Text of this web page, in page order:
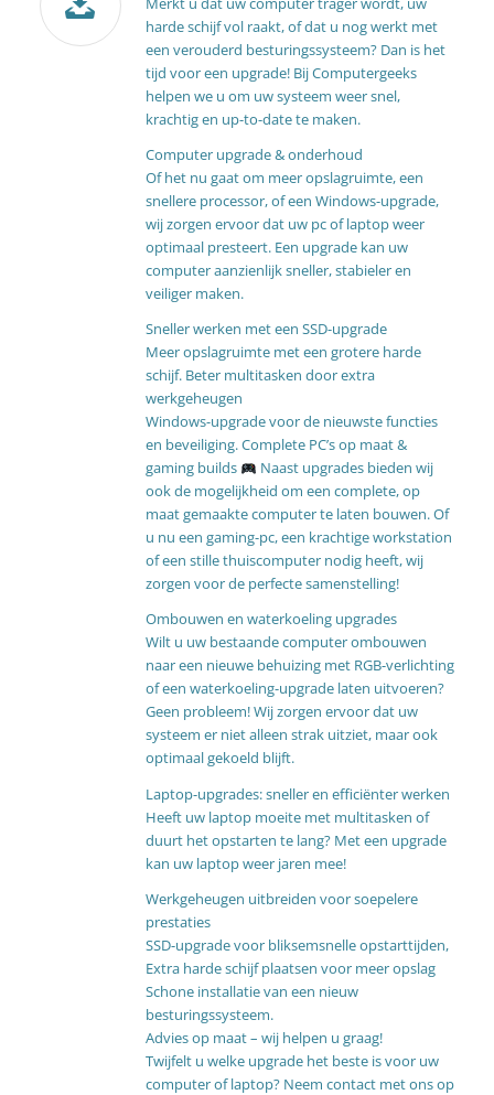
harde schijf vol raakt, of dat u nog werkt met
een verouderd besturingssysteem? Dan is het
tijd voor een upgrade! Bij Computergeeks
helpen we u om uw systeem weer snel,
krachtig en up-to-date te maken.
Computer upgrade & onderhoud
Of het nu gaat om meer opslagruimte, een
snellere processor, of een Windows-upgrade,
wij zorgen ervoor dat uw pc oflaptopweer
optimaal presteert. Een upgrade kan uw
computer aanzienlijk sneller, stabieler en
veiliger maken.
Sneller werken met een SSD-upgrade
Meer opslagruimte met een grotere harde
schijf. Beter multitasken door extra
werkgeheugen
Windows-upgrade voor de nieuwste functies
en beveiliging. Complete PC’s op maat &
gaming builds
Naast upgrades bieden wij
ook de mogelijkheid om een complete, op
maat gemaakte computer te laten bouwen. Of
u nu een gaming-pc, een krachtige workstation
of een stille thuiscomputer nodig heeft, wij
zorgen voor de perfecte samenstelling!
Ombouwen en waterkoeling upgrades
Wilt u uw bestaande computer ombouwen
naar een nieuwe behuizing met RGB-verlichting
of een waterkoeling-upgrade laten uitvoeren?
Geen probleem! Wij zorgen ervoor dat uw
systeem er niet alleen strak uitziet, maar ook
optimaal gekoeld blijft.
Laptop-upgrades: sneller en efficiënter werken
Heeft uw laptop moeite met multitasken of
duurt het opstarten te lang? Met een upgrade
kan uw laptop weer jaren mee!
Werkgeheugen uitbreiden voor soepelere
prestaties
SSD-upgrade voor bliksemsnelle opstarttijden,
Extra harde schijf plaatsen voor meer opslag
Schone installatie van een nieuw
besturingssysteem.
Advies op maat – wij helpen u graag!
Twijfelt u welke upgrade het beste is voor uw
computer of laptop? Neem contactmet ons op